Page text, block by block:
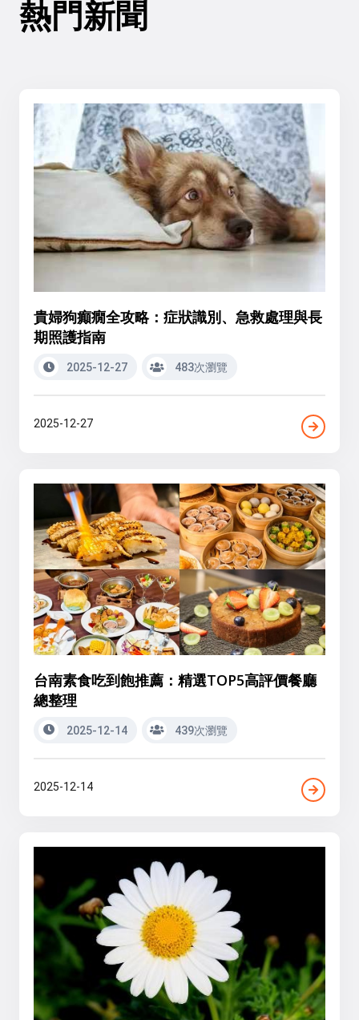
熱門新聞
貴婦狗癲癇全攻略：症狀識別、急救處理與長
期照護指南
2025-12-27 483次瀏覽
2025-12-27
台南素食吃到飽推薦：精選TOP5高評價餐廳
總整理
2025-12-14 439次瀏覽
2025-12-14